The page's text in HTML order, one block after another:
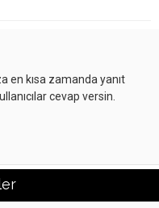
en kısa zamanda yanıt
cevap versin.